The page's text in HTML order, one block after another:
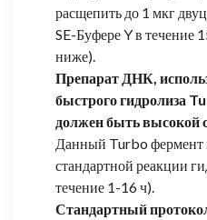
расщепить до 1 мкг
SE-Буфере Y в течение
ниже).
Препарат ДНК,
быстрого гидролиза
должен быть высокой
Данный Turbo фермент
стандартной реакции
течение 1-16 ч).
Стандартный